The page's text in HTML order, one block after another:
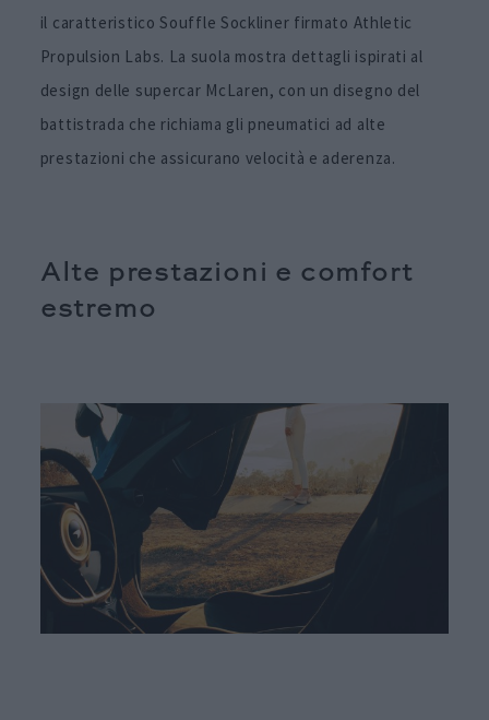
il caratteristico Souffle Sockliner firmato Athletic
Propulsion Labs. La suola mostra dettagli ispirati al
design delle supercar McLaren, con un disegno del
battistrada che richiama gli pneumatici ad alte
prestazioni che assicurano velocità e aderenza.
Alte prestazioni e comfort
estremo